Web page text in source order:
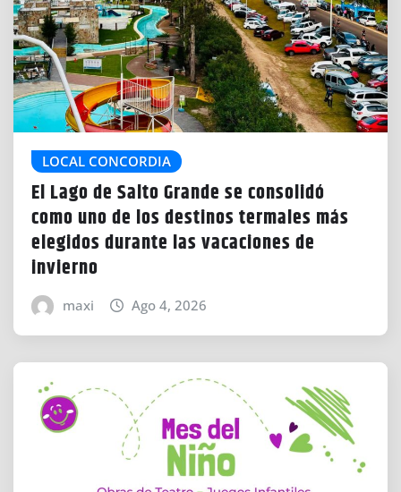
LOCAL CONCORDIA
El Lago de Salto Grande se consolidó
como uno de los destinos termales más
elegidos durante las vacaciones de
invierno
maxi Ago 4, 2026